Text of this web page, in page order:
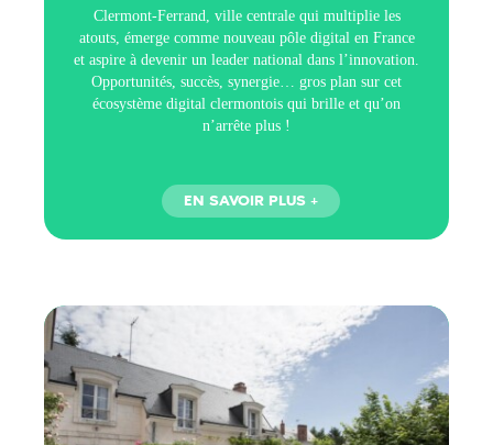
Clermont-Ferrand, ville centrale qui multiplie les
atouts, émerge comme nouveau pôle digital en France
et aspire à devenir un leader national dans l’innovation.
Opportunités, succès, synergie… gros plan sur cet
écosystème digital clermontois qui brille et qu’on
n’arrête plus !